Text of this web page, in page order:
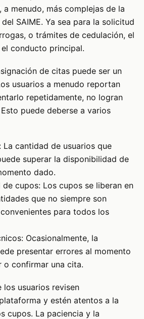
a menudo, más complejas de la
SAIME. Ya sea para la solicitud
o trámites de cedulación, el
conducto principal.
de citas puede ser un
usuarios a menudo reportan
repetidamente, no logran
puede deberse a varios
La cantidad de usuarios que
superar la disponibilidad de
dado.
cupos: Los cupos se liberan en
que no siempre son
para todos los
Ocasionalmente, la
presentar errores al momento
o confirmar una cita.
los usuarios revisen
y estén atentos a la
cupos. La paciencia y la